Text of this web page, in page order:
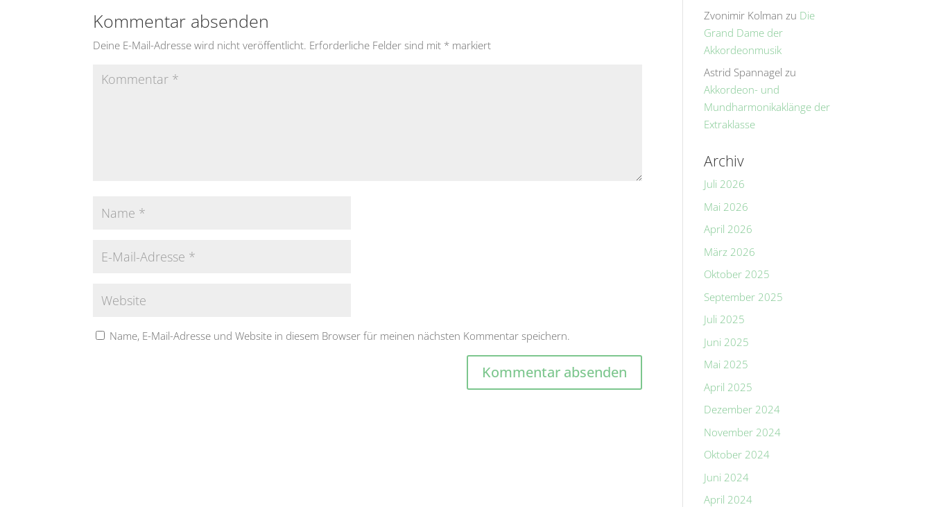
Kommentar absenden
Deine E-Mail-Adresse wird nicht veröffentlicht. Erforderliche Felder sind mit * markiert
Name, E-Mail-Adresse und Website in diesem Browser für meinen nächsten Kommentar speichern.
Zvonimir Kolman zu Die
Grand Dame der
Akkordeonmusik
Astrid Spannagel zu
Akkordeon- und
Mundharmonikaklänge der
Extraklasse
Archiv
Juli 2026
Mai 2026
April 2026
März 2026
Oktober 2025
September 2025
Juli 2025
Juni 2025
Mai 2025
April 2025
Dezember 2024
November 2024
Oktober 2024
Juni 2024
April 2024